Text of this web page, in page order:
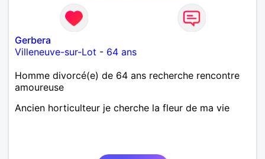
Gerbera
Villeneuve-sur-Lot - 64 ans
Homme divorcé(e) de 64 ans recherche rencontre
amoureuse
Ancien horticulteur je cherche la fleur de ma vie